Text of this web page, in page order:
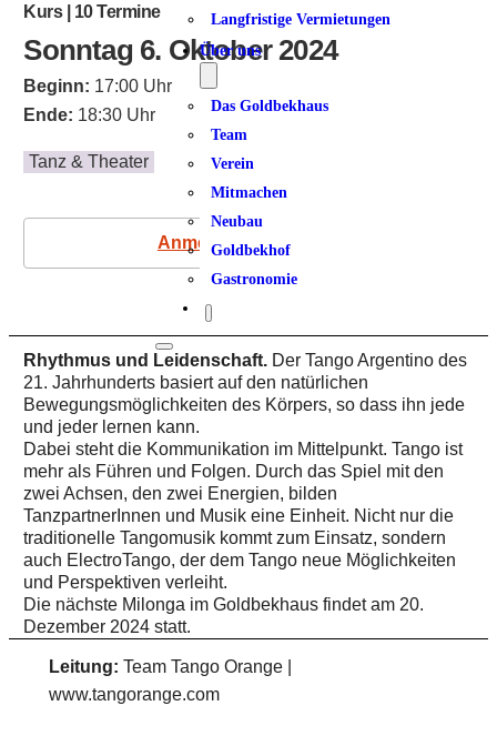
Langfristige Vermietungen
Über uns
Das Goldbekhaus
Team
Verein
Mitmachen
Neubau
Goldbekhof
Gastronomie
Kurs | 10 Termine
Sonntag 6. Oktober 2024
Beginn: 17:00 Uhr
Ende: 18:30 Uhr
Tanz & Theater
Anmeldung
Rhythmus und Leidenschaft. Der Tango Argentino des
21. Jahrhunderts basiert auf den natürlichen
Bewegungsmöglichkeiten des Körpers, so dass ihn jede
und jeder lernen kann.
Dabei steht die Kommunikation im Mittelpunkt. Tango ist
mehr als Führen und Folgen. Durch das Spiel mit den
zwei Achsen, den zwei Energien, bilden
TanzpartnerInnen und Musik eine Einheit. Nicht nur die
traditionelle Tangomusik kommt zum Einsatz, sondern
auch ElectroTango, der dem Tango neue Möglichkeiten
und Perspektiven verleiht.
Die nächste Milonga im Goldbekhaus findet am 20.
Dezember 2024 statt.
Leitung: Team Tango Orange |
www.tangorange.com